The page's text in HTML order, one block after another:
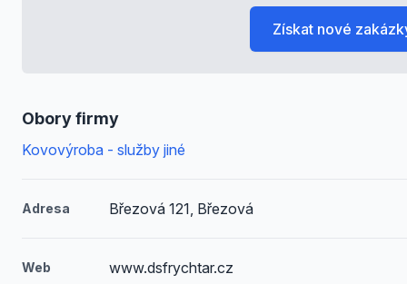
Obory firmy
Kovovýroba - služby jiné
Adresa Březová 121, Březová
Web www.dsfrychtar.cz
Získat nové